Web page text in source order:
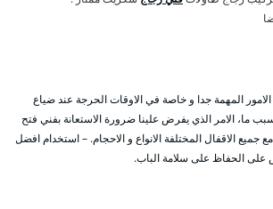
المهمة جدا و خاصة في الاوقات الحرجة عند ضياع
ما، الامر الذي يفرض علينا ضرورة الاستعانة بفني فتح
جميع الاقفال المختلفة الانواع و الاحجام. – استخدام افضل
على الحفاظ على سلامة الباب.